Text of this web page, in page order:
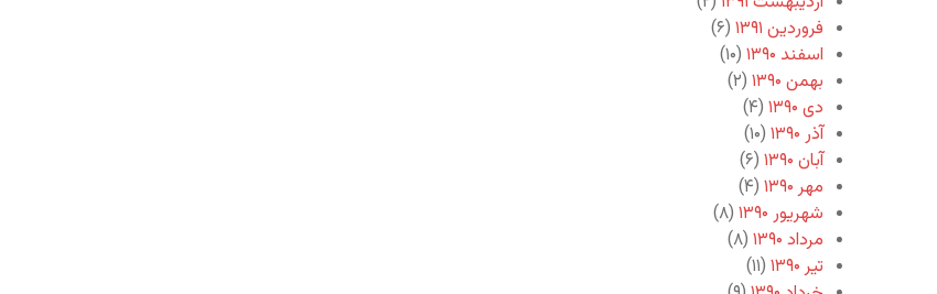
فروردین ۱۳۹۱
(۶)
اسفند ۱۳۹۰
(۱۰)
بهمن ۱۳۹۰
(۲)
دی ۱۳۹۰
(۴)
آذر ۱۳۹۰
(۱۰)
آبان ۱۳۹۰
(۶)
مهر ۱۳۹۰
(۴)
شهریور ۱۳۹۰
(۸)
مرداد ۱۳۹۰
(۸)
تیر ۱۳۹۰
(۱۱)